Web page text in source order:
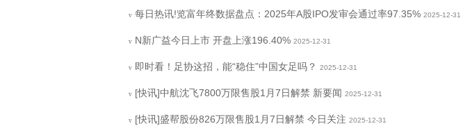
v 每日热讯!览富年终数据盘点：2025年A股IPO发审会通过率97.35% 2025-12-31
v N新广益今日上市 开盘上涨196.40% 2025-12-31
v 即时看！足协这招，能“稳住”中国女足吗？ 2025-12-31
v [快讯]中航沈飞7800万限售股1月7日解禁 新要闻 2025-12-31
v [快讯]盛帮股份826万限售股1月7日解禁 今日关注 2025-12-31